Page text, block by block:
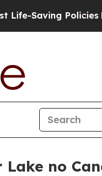
PoliciesHe’s
no